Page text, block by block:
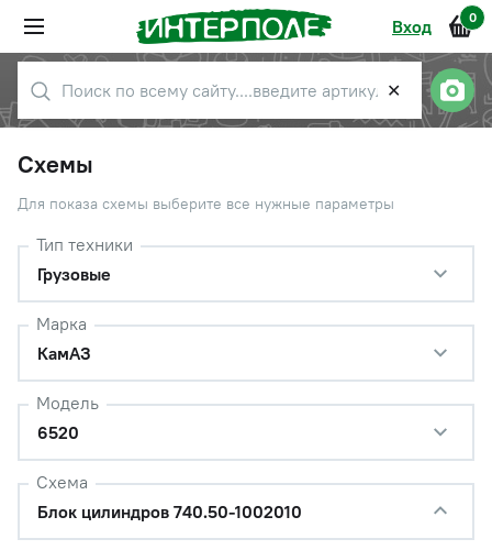
Вход 0
✕
Схемы
Для показа схемы выберите все нужные параметры
Тип техники
Грузовые
Марка
КамАЗ
Модель
6520
Схема
Блок цилиндров 740.50-1002010